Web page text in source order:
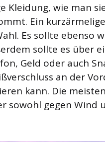
Kleidung, wie man
Ein
Es sollte ebenso
sollte es über
Geld oder auch
an der
kann. Die
sowohl gegen Wind